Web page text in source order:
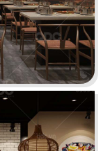
- Biên Hòa
sầm uất...